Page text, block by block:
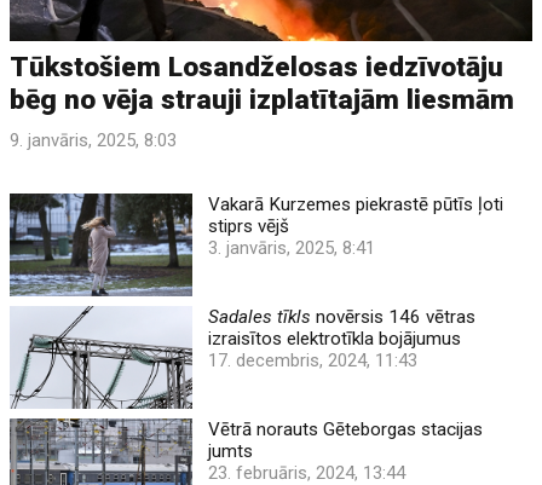
Tūkstošiem Losandželosas iedzīvotāju
bēg no vēja strauji izplatītajām liesmām
9. janvāris, 2025, 8:03
Vakarā Kurzemes piekrastē pūtīs ļoti
stiprs vējš
3. janvāris, 2025, 8:41
Sadales tīkls novērsis 146 vētras
izraisītos elektrotīkla bojājumus
17. decembris, 2024, 11:43
Vētrā norauts Gēteborgas stacijas
jumts
23. februāris, 2024, 13:44